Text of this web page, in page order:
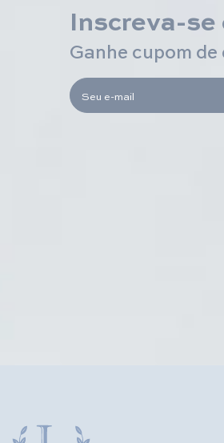
Inscreva-
Ganhe cupom
Seu e-mail